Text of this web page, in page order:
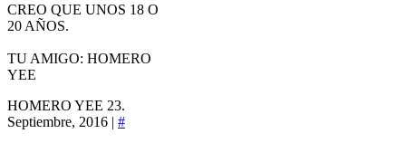
CREO QUE UNOS 18 O
20 AÑOS.
TU AMIGO: HOMERO
YEE
HOMERO YEE 23.
Septiembre, 2016 | #